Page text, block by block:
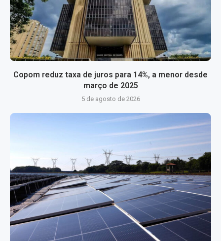
Copom reduz taxa de juros para 14%, a menor desde
março de 2025
5 de agosto de 2026